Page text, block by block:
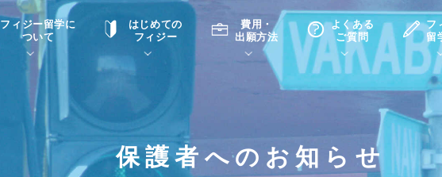
フィジー留学に
ついて
留学について
はじめての
フィジー
費用・
出願方法
よくある
ご質問
での生活Q&A
Q&A 入学選考試験Q&A
フ
留
留学通信TOP
保護者へのお知らせ